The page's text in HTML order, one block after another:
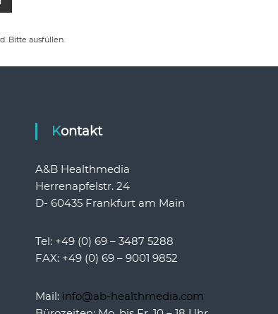
Bitte ausfüllen.
Kontakt
A&B Healthmedia
Herrenapfelstr. 24
D- 60435 Frankfurt am Main
Tel: +49 (0) 69 – 3487 5288
FAX: +49 (0) 69 – 9001 9852
Mail: info@ab-healthmedia.com